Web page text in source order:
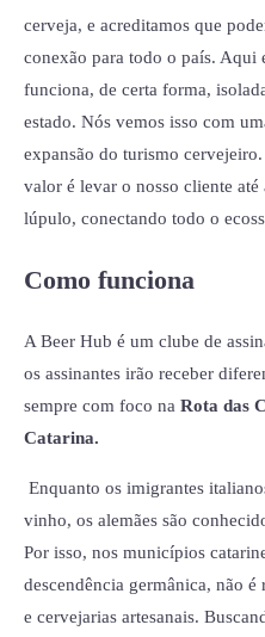
cerveja, e acreditamos que
conexão para todo o país. Aqui
funciona, de certa forma,
estado. Nós vemos isso com
expansão do turismo
valor é levar o nosso cliente
lúpulo, conectando todo o
Como funciona
A Beer Hub é um clube de
os assinantes irão receber
sempre com foco na Rota das
Catarina.
Enquanto os imigrantes
vinho, os alemães são
Por isso, nos municípios
descendência germânica, não
e cervejarias artesanais.